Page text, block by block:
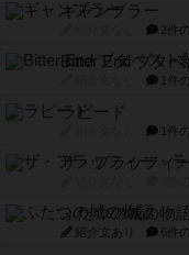
ギャンブラー
2件
Bitter End ブタ
1件
ラピード
1件
ザ・フラッフィ
ふたつの城の物語
紹介文あり 6件